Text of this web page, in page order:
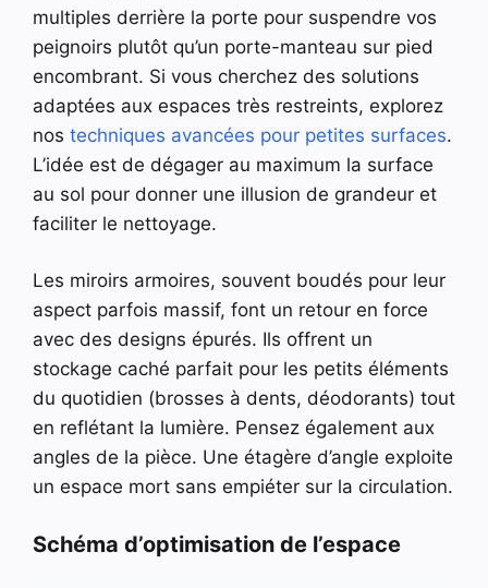
multiples derrière la porte pour suspendre vos
peignoirs plutôt qu’un porte-manteau sur pied
encombrant. Si vous cherchez des solutions
adaptées aux espaces très restreints, explorez
nos techniques avancées pour petites surfaces.
L’idée est de dégager au maximum la surface
au sol pour donner une illusion de grandeur et
faciliter le nettoyage.
Les miroirs armoires, souvent boudés pour leur
aspect parfois massif, font un retour en force
avec des designs épurés. Ils offrent un
stockage caché parfait pour les petits éléments
du quotidien (brosses à dents, déodorants) tout
en reflétant la lumière. Pensez également aux
angles de la pièce. Une étagère d’angle exploite
un espace mort sans empiéter sur la circulation.
Schéma d’optimisation de l’espace